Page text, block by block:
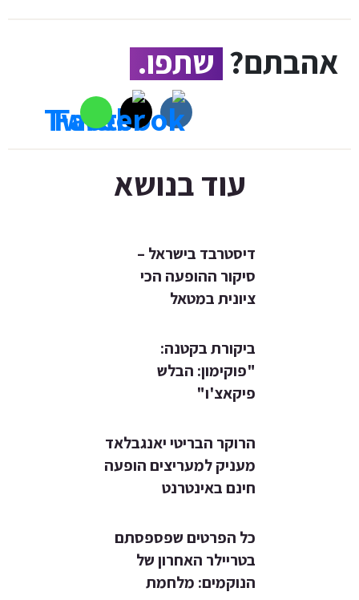
אהבתם? שתפו.
עוד בנושא
דיסטרבד בישראל –
סיקור ההופעה הכי
ציונית במטאל
ביקורת בקטנה:
"פוקימון: הבלש
פיקאצ'ו"
הרוקר הבריטי יאנגבלאד
מעניק למעריצים הופעה
חינם באינטרנט
כל הפרטים שפספסתם
בטריילר האחרון של
הנוקמים: מלחמת